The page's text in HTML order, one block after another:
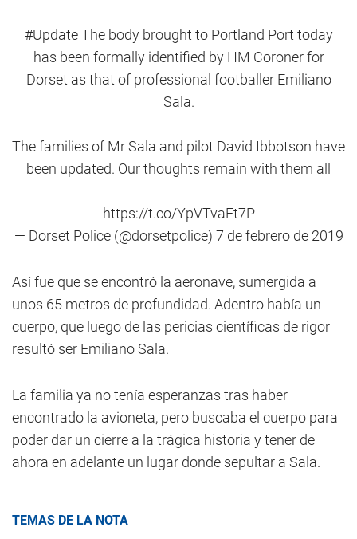
#UpdateThe body brought to Portland Port today
has been formally identified by HM Coroner for
Dorset as that of professional footballer Emiliano
Sala.
The families of Mr Sala and pilot David Ibbotson have
been updated. Our thoughts remain with them all
https://t.co/YpVTvaEt7P
— Dorset Police (@dorsetpolice) 7 de febrero de 2019
Así fue que se encontró la aeronave, sumergida a
unos 65 metros de profundidad. Adentro había un
cuerpo, que luego de las pericias científicas de rigor
resultó ser Emiliano Sala.
La familia ya no tenía esperanzas tras haber
encontrado la avioneta, pero buscaba el cuerpo para
poder dar un cierre a la trágica historia y tener de
ahora en adelante un lugar donde sepultar a Sala.
TEMAS DE LA NOTA